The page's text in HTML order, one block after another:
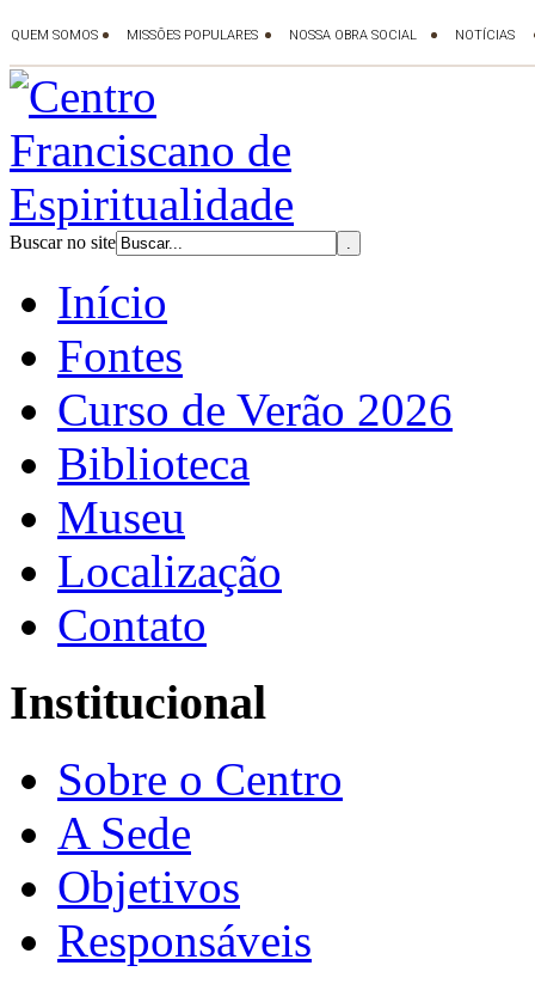
Buscar no site
Início
Fontes
Curso de Verão 2026
Biblioteca
Museu
Localização
Contato
Institucional
Sobre o Centro
A Sede
Objetivos
Responsáveis